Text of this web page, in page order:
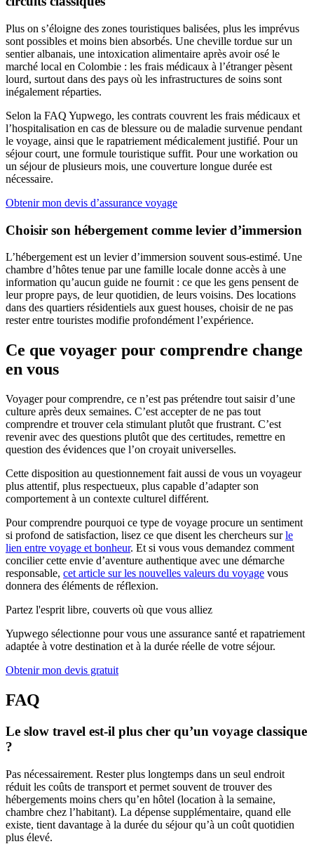
Plus on s’éloigne des zones touristiques balisées, plus les imprévus
sont possibles et moins bien absorbés. Une cheville tordue sur un
sentier albanais, une intoxication alimentaire après avoir osé le
marché local en Colombie : les frais médicaux à l’étranger pèsent
lourd, surtout dans des pays où les infrastructures de soins sont
inégalement réparties.
Selon la FAQ Yupwego, les contrats couvrent les frais médicaux et
l’hospitalisation en cas de blessure ou de maladie survenue pendant
le voyage, ainsi que le rapatriement médicalement justifié. Pour un
séjour court, une formule touristique suffit. Pour une workation ou
un séjour de plusieurs mois, une couverture longue durée est
nécessaire.
Obtenir mon devis d’assurance voyage
Choisir son hébergement comme levier d’immersion
L’hébergement est un levier d’immersion souvent sous-estimé. Une
chambre d’hôtes tenue par une famille locale donne accès à une
information qu’aucun guide ne fournit : ce que les gens pensent de
leur propre pays, de leur quotidien, de leurs voisins. Des locations
dans des quartiers résidentiels aux guest houses, choisir de ne pas
rester entre touristes modifie profondément l’expérience.
Ce que voyager pour comprendre change
en vous
Voyager pour comprendre, ce n’est pas prétendre tout saisir d’une
culture après deux semaines. C’est accepter de ne pas tout
comprendre et trouver cela stimulant plutôt que frustrant. C’est
revenir avec des questions plutôt que des certitudes, remettre en
question des évidences que l’on croyait universelles.
Cette disposition au questionnement fait aussi de vous un voyageur
plus attentif, plus respectueux, plus capable d’adapter son
comportement à un contexte culturel différent.
Pour comprendre pourquoi ce type de voyage procure un sentiment
si profond de satisfaction, lisez ce que disent les chercheurs surle
lien entre voyage et bonheur. Et si vous vous demandez comment
concilier cette envie d’aventure authentique avec une démarche
responsable, cet article sur les nouvelles valeurs du voyage vous
donnera des éléments de réflexion.
Partez l'esprit libre, couverts où que vous alliez
Yupwego sélectionne pour vous une assurance santé et rapatriement
adaptée à votre destination et à la durée réelle de votre séjour.
Obtenir mon devis gratuit
FAQ
Le slow travel est-il plus cher qu’un voyage classique
?
Pas nécessairement. Rester plus longtemps dans un seul endroit
réduit les coûts de transport et permet souvent de trouver des
hébergements moins chers qu’en hôtel (location à la semaine,
chambre chez l’habitant). La dépense supplémentaire, quand elle
existe, tient davantage à la durée du séjour qu’à un coût quotidien
plus élevé.